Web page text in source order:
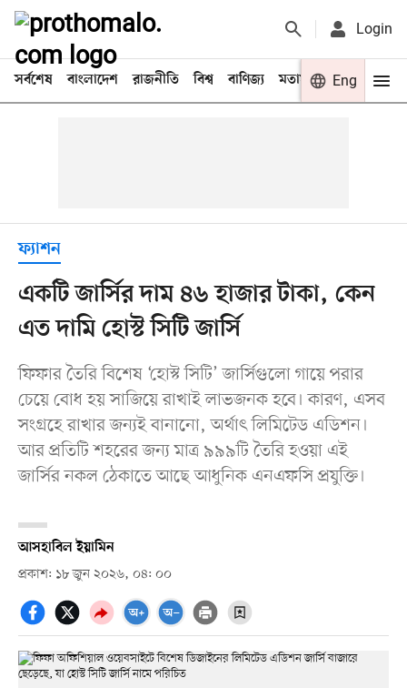
Login
সর্বশেষ বাংলাদেশ রাজনীতি বিশ্ব বাণিজ্য মতামত খেলা
Eng
ফ্যাশন
একটি জার্সির দাম ৪৬ হাজার টাকা, কেন
এত দামি হোস্ট সিটি জার্সি
ফিফার তৈরি বিশেষ ‘হোস্ট সিটি’ জার্সিগুলো গায়ে পরার
চেয়ে বোধ হয় সাজিয়ে রাখাই লাভজনক হবে। কারণ, এসব
সংগ্রহে রাখার জন্যই বানানো, অর্থাৎ লিমিটেড এডিশন।
আর প্রতিটি শহরের জন্য মাত্র ৯৯৯টি তৈরি হওয়া এই
জার্সির নকল ঠেকাতে আছে আধুনিক এনএফসি প্রযুক্তি।
আসহাবিল ইয়ামিন
প্রকাশ: ১৮ জুন ২০২৬, ০৪: ০০